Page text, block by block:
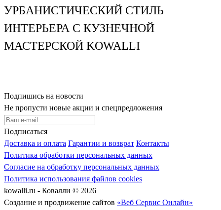
УРБАНИСТИЧЕСКИЙ СТИЛЬ
ИНТЕРЬЕРА С КУЗНЕЧНОЙ
МАСТЕРСКОЙ KOWALLI
Подпишись на новости
Не пропусти новые акции и спецпредложения
Подписаться
Доставка и оплата Гарантии и возврат Контакты
Политика обработки персональных данных
Согласие на обработку персональных данных
Политика использования файлов cookies
kowalli.ru - Ковалли © 2026
Создание и продвижение сайтов «Веб Сервис Онлайн»